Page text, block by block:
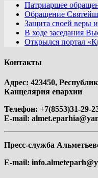
Патриаршее
Обращение
Защита своей веры
В ходе заседания
Открылся портал
Контакты
Адрес: 423450,
Канцелярия епархии
Телефон: +7(8553)31-29-
E-mail:
Пресс-служба
E-mail: